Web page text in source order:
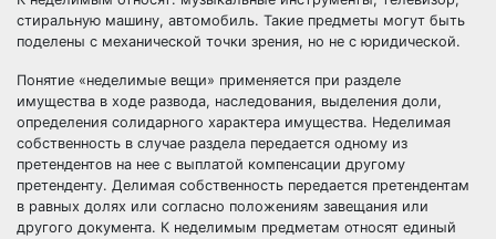
стиральную машину, автомобиль. Такие предметы могут быть
поделены с механической точки зрения, но не с юридической.
Понятие «неделимые вещи» применяется при разделе
имущества в ходе развода, наследования, выделения доли,
определения солидарного характера имущества. Неделимая
собственность в случае раздела передается одному из
претендентов на нее с выплатой компенсации другому
претенденту. Делимая собственность передается претендентам
в равных долях или согласно положениям завещания или
другого документа. К неделимым предметам относят единый